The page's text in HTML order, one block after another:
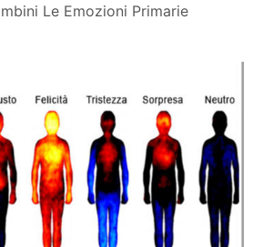
Le Emozioni Primarie